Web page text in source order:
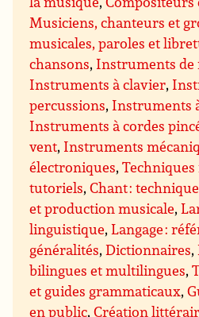
Musiciens, chanteurs et
musicales, paroles et
chansons, Instruments de
Instruments à clavier,
percussions, Instruments
Instruments à cordes
vent, Instruments
électroniques,
tutoriels,Chant :
et production musicale,
linguistique,Langage :
généralités,Dictionnaires,
bilingues et multilingues,
et guides grammaticaux,
en public,Création